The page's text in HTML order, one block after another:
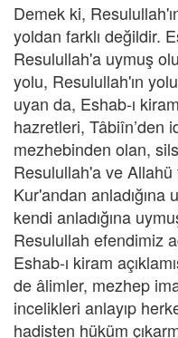
Demek ki,
yoldan farklı değildir.
Resulullah'a uymuş
yolu, Resulullah'ın
uyan da, Eshab-ı
hazretleri, Tâbiîn’den
mezhebinden olan,
Resulullah'a ve
Kur'andan
kendi anladığına
Resulullah efendimiz
Eshab-ı kiram
de âlimler, mezhep
incelikleri anlayıp
hadisten hüküm